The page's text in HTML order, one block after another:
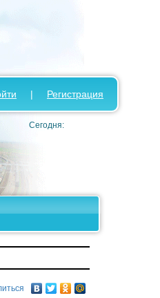
| Регистрация
Сегодня: